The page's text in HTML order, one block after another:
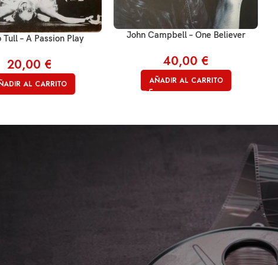
– A Passion Play
20,00 €
AL CARRITO
John Campbell – One Believer
40,00 €
AÑADIR AL CARRITO